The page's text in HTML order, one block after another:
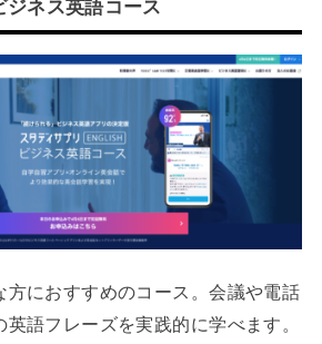
ジネス英語コース
方におすすめのコース。会議や電話
語フレーズを実践的に学べます。